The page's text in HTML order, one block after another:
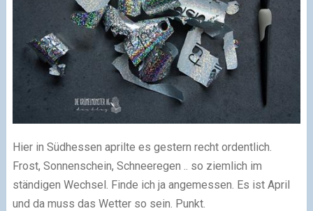
Hier in Südhessen aprilte es gestern recht ordentlich.
Frost, Sonnenschein, Schneeregen .. so ziemlich im
ständigen Wechsel. Finde ich ja angemessen. Es ist April
und da muss das Wetter so sein. Punkt.